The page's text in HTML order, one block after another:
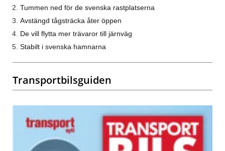
Tummen ned för de svenska rastplatserna
Avstängd tågsträcka åter öppen
De vill flytta mer trävaror till järnväg
Stabilt i svenska hamnarna
Transportbilsguiden